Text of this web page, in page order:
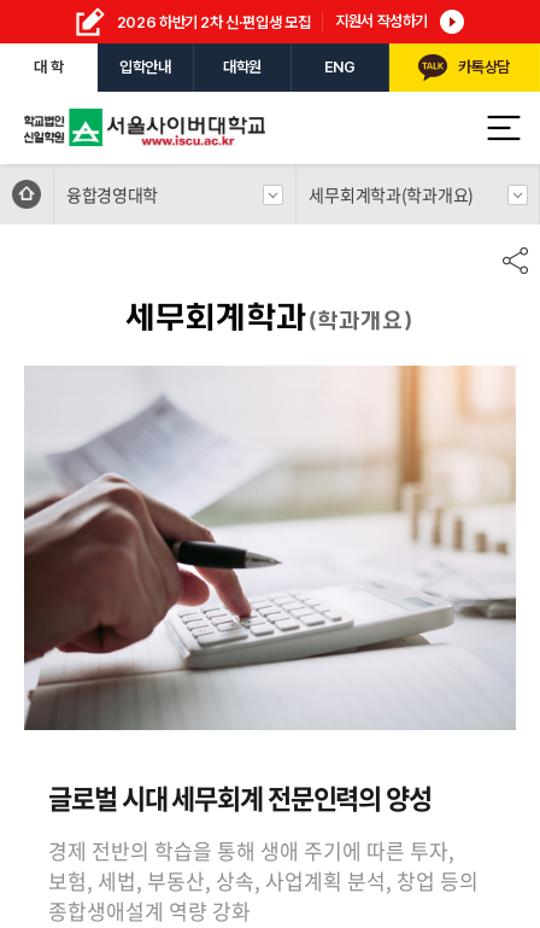
2026 하반기 2차 신·편입생 모집 지원서 작성하기
대 학 입학안내 대학원 ENG 카톡상담
융합경영대학 세무회계학과(학과개요)
세무회계학과(학과개요)
글로벌 시대 세무회계 전문인력의 양성
경제 전반의 학습을 통해 생애 주기에 따른 투자,
보험, 세법, 부동산, 상속, 사업계획 분석, 창업 등의
종합생애설계 역량 강화